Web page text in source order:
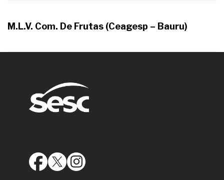
M.L.V. Com. De Frutas (Ceagesp – Bauru)